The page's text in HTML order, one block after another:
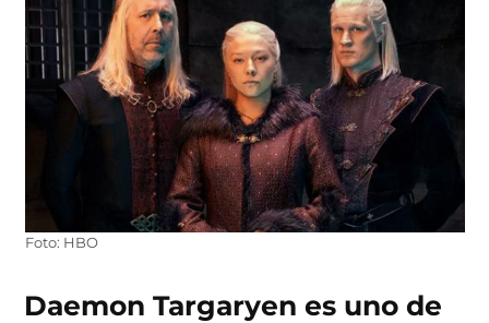
Foto: HBO
Daemon Targaryen es uno de